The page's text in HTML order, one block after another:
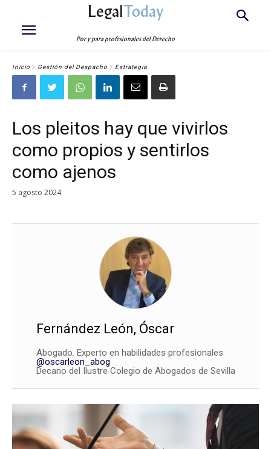
LegalToday
Por y para profesionales del Derecho
Inicio Gestión del Despacho Estrategia
Los pleitos hay que vivirlos
como propios y sentirlos
como ajenos
5 agosto 2024
Fernández León, Óscar
Abogado. Experto en habilidades profesionales
@oscarleon_abog
Decano del Ilustre Colegio de Abogados de Sevilla